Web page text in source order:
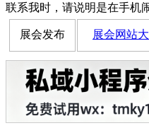
联系我时，请说明是在手机
展会发布 展会网站